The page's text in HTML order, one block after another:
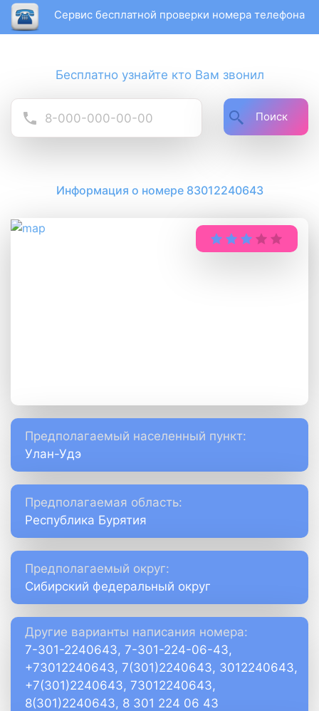
Сервис бесплатной проверки номера телефона
Бесплатно узнайте кто Вам звонил
Поиск
Информация о номере 83012240643
Предполагаемый населенный пункт:
Улан-Удэ
Предполагаемая область:
Республика Бурятия
Предполагаемый округ:
Сибирский федеральный округ
Другие варианты написания номера:
7-301-2240643, 7-301-224-06-43,
+73012240643, 7(301)2240643, 3012240643,
+7(301)2240643, 73012240643,
8(301)2240643, 8 301 224 06 43